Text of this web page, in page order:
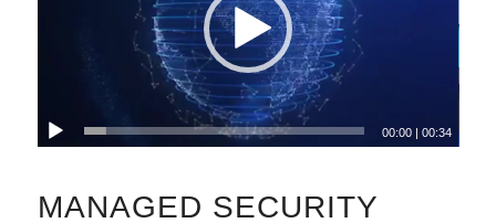
00:00 |00:34
MANAGED SECURITY